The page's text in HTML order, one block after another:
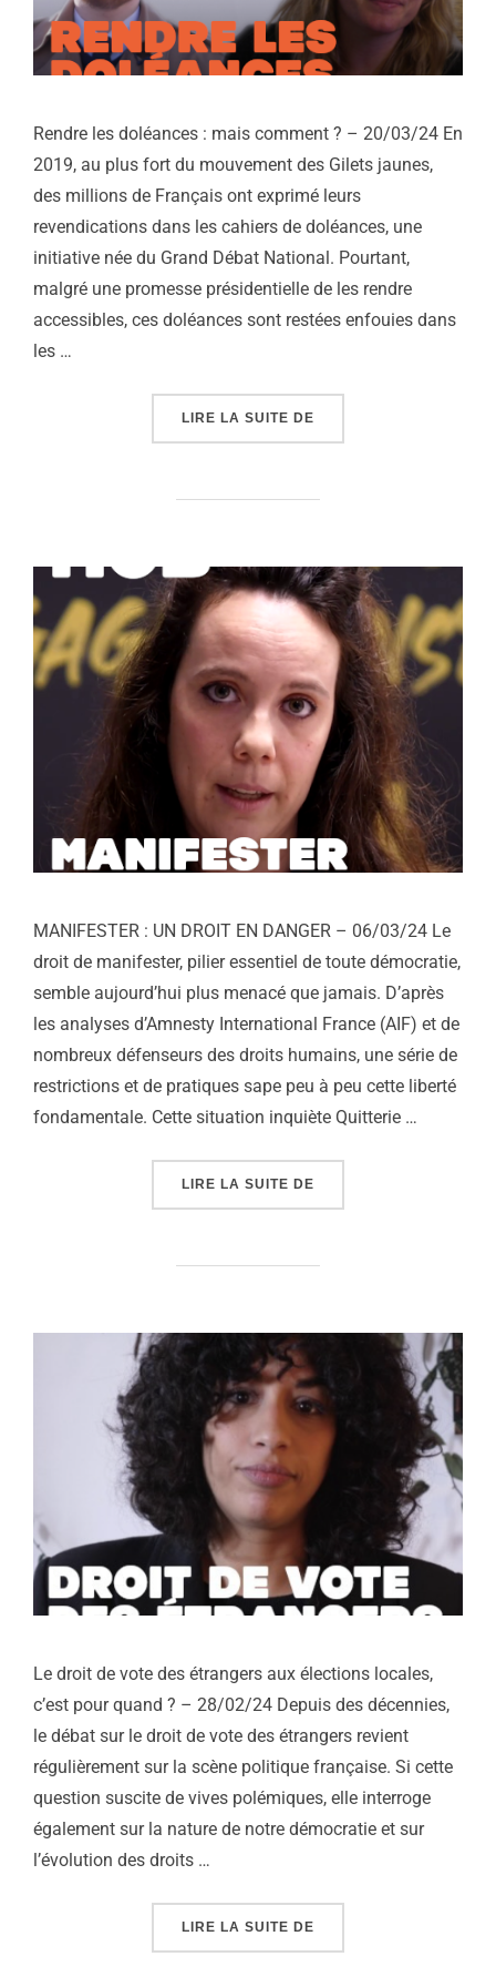
Rendre les doléances : mais comment ? – 20/03/24 En
2019, au plus fort du mouvement des Gilets jaunes,
des millions de Français ont exprimé leurs
revendications dans les cahiers de doléances, une
initiative née du Grand Débat National. Pourtant,
malgré une promesse présidentielle de les rendre
accessibles, ces doléances sont restées enfouies dans
les …
LIRE LA SUITE DE
MANIFESTER : UN DROIT EN DANGER – 06/03/24 Le
droit de manifester, pilier essentiel de toute démocratie,
semble aujourd’hui plus menacé que jamais. D’après
les analyses d’Amnesty International France (AIF) et de
nombreux défenseurs des droits humains, une série de
restrictions et de pratiques sape peu à peu cette liberté
fondamentale. Cette situation inquiète Quitterie …
LIRE LA SUITE DE
Le droit de vote des étrangers aux élections locales,
c’est pour quand ? – 28/02/24 Depuis des décennies,
le débat sur le droit de vote des étrangers revient
régulièrement sur la scène politique française. Si cette
question suscite de vives polémiques, elle interroge
également sur la nature de notre démocratie et sur
l’évolution des droits …
LIRE LA SUITE DE